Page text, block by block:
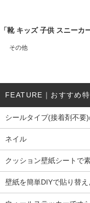
「靴 キッズ 子供 スニーカ
その他
FEATURE｜おすすめ
シールタイプ(接着剤不要
ネイル
クッション壁紙シートで
壁紙を簡単DIYで貼り替え